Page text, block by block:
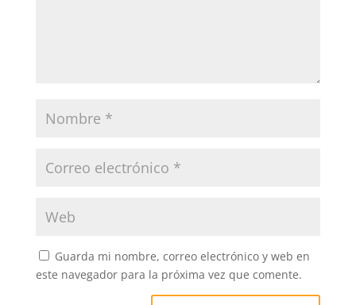
Guarda mi nombre, correo electrónico y web en
este navegador para la próxima vez que comente.